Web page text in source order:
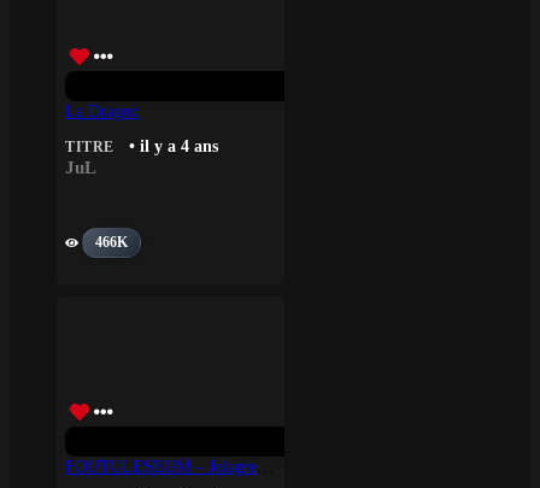
La Dragon
TITRE • il y a 4 ans
JuL
466K